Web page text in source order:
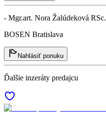
- Mgr.art. Nora Žalúdeková RSc.
BOSEN Bratislava
Nahlásiť ponuku
Ďalšie inzeráty predajcu